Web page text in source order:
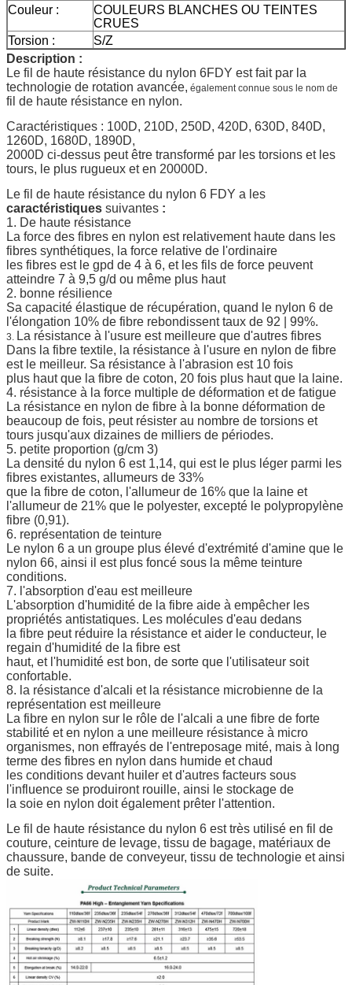
Couleur :
COULEURS BLANCHES OU TEINTES
CRUES
Torsion :
S/Z
Description :
Le fil de haute résistance du nylon 6FDY est fait par la
technologie de rotation avancée, également connue sous le nom de
fil de haute résistance en nylon.
Caractéristiques : 100D, 210D, 250D, 420D, 630D, 840D,
1260D, 1680D, 1890D,
2000D ci-dessus peut être transformé par les torsions et les
tours, le plus rugueux et en 20000D.
Le fil de haute résistance du nylon 6 FDY a les
caractéristiques suivantes :
1. De haute résistance
La force des fibres en nylon est relativement haute dans les
fibres synthétiques, la force relative de l'ordinaire
les fibres est le gpd de 4 à 6, et les fils de force peuvent
atteindre 7 à 9,5 g/d ou même plus haut
2. bonne résilience
Sa capacité élastique de récupération, quand le nylon 6 de
l'élongation 10% de fibre rebondissent taux de 92 | 99%.
3. La résistance à l'usure est meilleure que d'autres fibres
Dans la fibre textile, la résistance à l'usure en nylon de fibre
est le meilleur. Sa résistance à l'abrasion est 10 fois
plus haut que la fibre de coton, 20 fois plus haut que la laine.
4. résistance à la force multiple de déformation et de fatigue
La résistance en nylon de fibre à la bonne déformation de
beaucoup de fois, peut résister au nombre de torsions et
tours jusqu'aux dizaines de milliers de périodes.
5. petite proportion (g/cm 3)
La densité du nylon 6 est 1,14, qui est le plus léger parmi les
fibres existantes, allumeurs de 33%
que la fibre de coton, l'allumeur de 16% que la laine et
l'allumeur de 21% que le polyester, excepté le polypropylène
fibre (0,91).
6. représentation de teinture
Le nylon 6 a un groupe plus élevé d'extrémité d'amine que le
nylon 66, ainsi il est plus foncé sous la même teinture
conditions.
7. l'absorption d'eau est meilleure
L'absorption d'humidité de la fibre aide à empêcher les
propriétés antistatiques. Les molécules d'eau dedans
la fibre peut réduire la résistance et aider le conducteur, le
regain d'humidité de la fibre est
haut, et l'humidité est bon, de sorte que l'utilisateur soit
confortable.
8. la résistance d'alcali et la résistance microbienne de la
représentation est meilleure
La fibre en nylon sur le rôle de l'alcali a une fibre de forte
stabilité et en nylon a une meilleure résistance à micro
organismes, non effrayés de l'entreposage mité, mais à long
terme des fibres en nylon dans humide et chaud
les conditions devant huiler et d'autres facteurs sous
l'influence se produiront rouille, ainsi le stockage de
la soie en nylon doit également prêter l'attention.
Le fil de haute résistance du nylon 6 est très utilisé en fil de
couture, ceinture de levage, tissu de bagage, matériaux de
chaussure, bande de conveyeur, tissu de technologie et ainsi
de suite.